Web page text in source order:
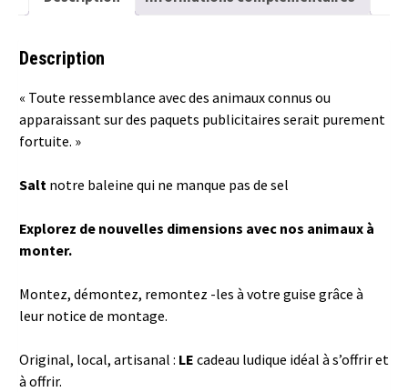
Description
« Toute ressemblance avec des animaux connus ou
apparaissant sur des paquets publicitaires serait purement
fortuite. »
Salt notre baleine qui ne manque pas de sel
Explorez de nouvelles dimensions avec nos animaux à
monter.
Montez, démontez, remontez -les à votre guise grâce à
leur notice de montage.
Original, local, artisanal : LE cadeau ludique idéal à s’offrir et
à offrir.